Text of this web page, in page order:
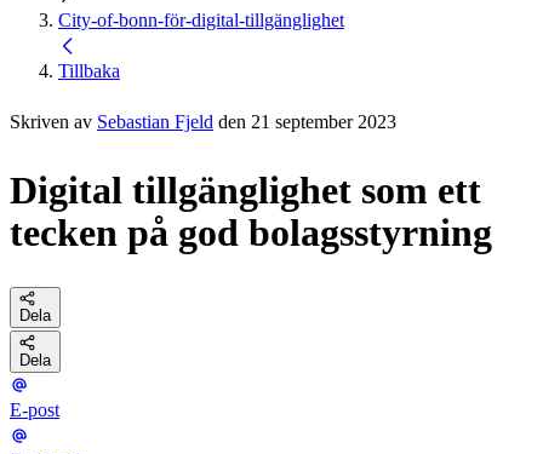
City-of-bonn-för-digital-tillgänglighet
Tillbaka
Skriven av Sebastian Fjeld den 21 september 2023
Digital tillgänglighet som ett
tecken på god bolagsstyrning
Dela
Dela
E-post